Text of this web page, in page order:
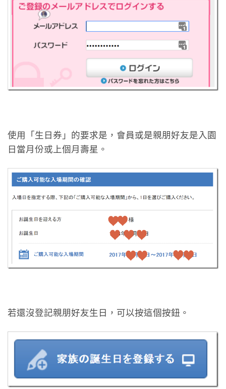
使用「生日券」的要求是，會員或是親朋好友是入園
日當月份或上個月壽星。
若還沒登記親朋好友生日，可以按這個按鈕。